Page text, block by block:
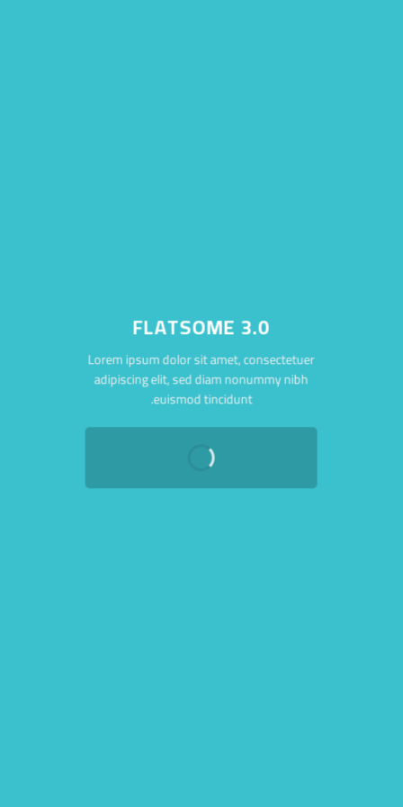
FLATSOME 3.0
Lorem ipsum dolor sit amet, consectetuer
adipiscing elit, sed diam nonummy nibh
euismod tincidunt.